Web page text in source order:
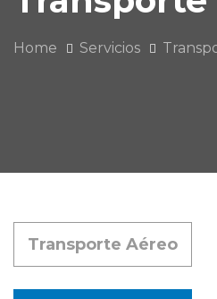
Home Servicios
Transporte Aéreo